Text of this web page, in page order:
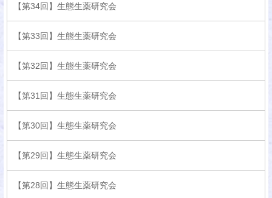
【第34回】生態生薬研究会
【第33回】生態生薬研究会
【第32回】生態生薬研究会
【第31回】生態生薬研究会
【第30回】生態生薬研究会
【第29回】生態生薬研究会
【第28回】生態生薬研究会